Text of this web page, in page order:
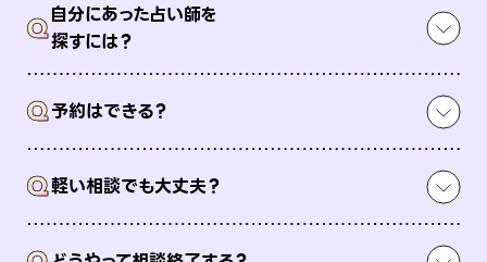
Q自分にあった占い師を
探すには？
Q予約はできる？
Q軽い相談でも大丈夫？